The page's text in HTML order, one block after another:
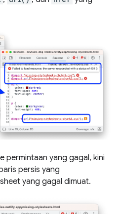
permintaan yang gagal, kini
persis yang
yang gagal dimuat.